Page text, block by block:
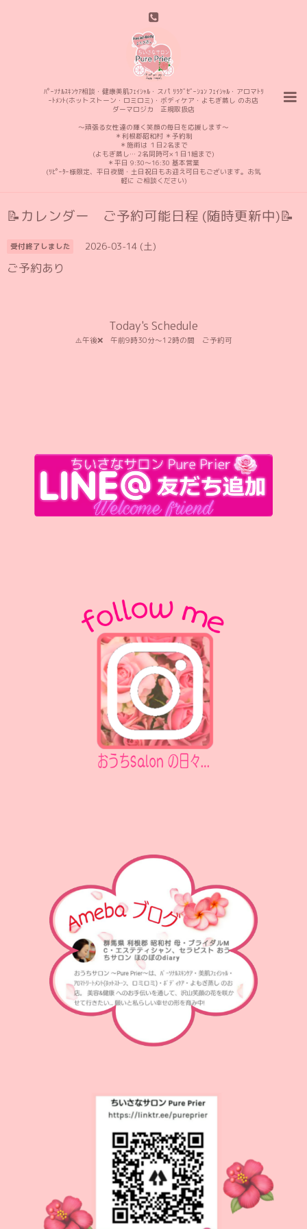
ﾊﾟｰｿﾅﾙｽｷﾝｹｱ相談・健康美肌ﾌｪｲｼｬﾙ・スパ ﾘﾗｸﾞｾﾞｰｼｮﾝ ﾌｪｲｼｬﾙ・アロマﾄﾘ
ｰﾄﾒﾝﾄ(ホットストーン・ロミロミ)・ボディケア・よもぎ蒸し のお店
ダーマロジカ 正規取扱店
〜頑張る女性達の輝く笑顔の毎日を応援します〜
＊利根郡昭和村 ＊予約制
＊施術は １日2名まで
(よもぎ蒸し… 2名同時可×１日1組まで)
＊平日 9:30〜16:30 基本営業
(ﾘﾋﾟｰﾀｰ様限定、平日夜間・土日祝日もお迎え可日もございます。お気
軽に ご相談ください)
📝カレンダー ご予約可能日程 (随時更新中)📝
受付終了しました 2026-03-14 (土)
ご予約あり
Today's Schedule
⚠️午後❌️ 午前9時30分〜12時の間 ご予約可